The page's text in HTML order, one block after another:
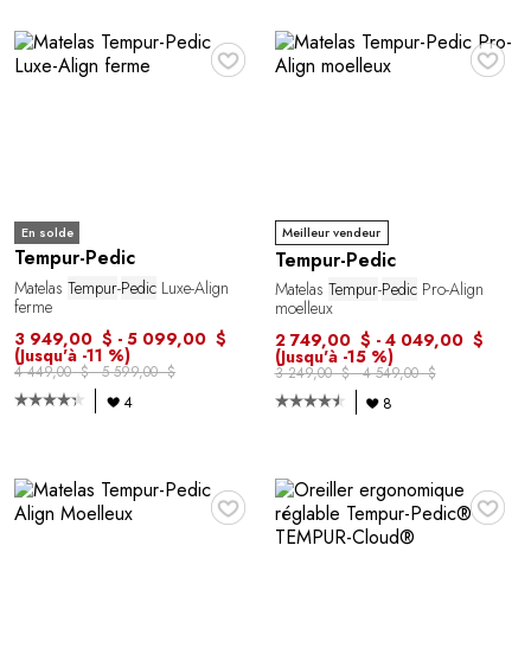
♥
En solde
Tempur-Pedic
Matelas Tempur-Pedic Luxe-Align
ferme
3 949,00 $ - 5 099,00 $
(Jusqu'à -11 %)
4 449,00 $ - 5 599,00 $
4
♥
Meilleur vendeur
Tempur-Pedic
Matelas Tempur-PedicPro-Align
moelleux
2 749,00 $ - 4 049,00 $
(Jusqu'à -15 %)
3 249,00 $ - 4 549,00 $
8
♥ ♥